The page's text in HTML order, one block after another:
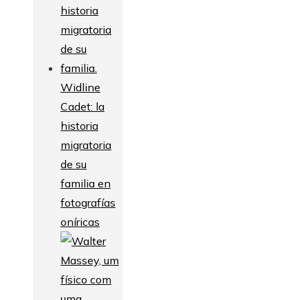
Widline
Cadet: la
historia
migratoria
de su
familia en
fotografías
oníricas